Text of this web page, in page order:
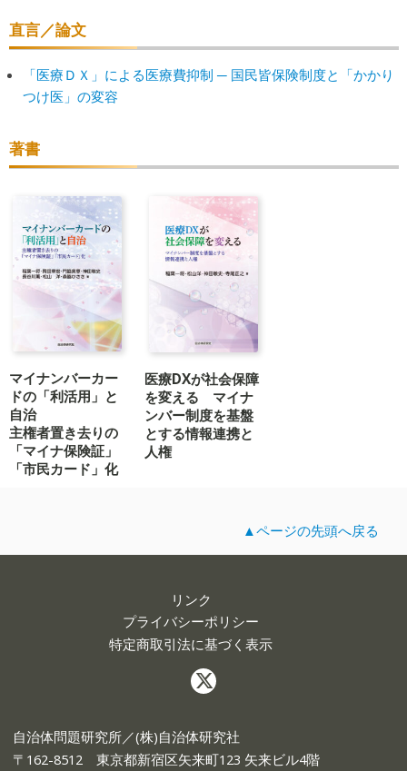
直言／論文
「医療ＤＸ」による医療費抑制 ─ 国民皆保険制度と「かかり
つけ医」の変容
著書
マイナンバーカー
ドの「利活用」と
自治
主権者置き去りの
「マイナ保険証」
「市民カード」化
医療DXが社会保障
を変える マイナ
ンバー制度を基盤
とする情報連携と
人権
▲ページの先頭へ戻る
リンク
プライバシーポリシー
特定商取引法に基づく表示
自治体問題研究所／(株)自治体研究社
〒162-8512 東京都新宿区矢来町123 矢来ビル4階